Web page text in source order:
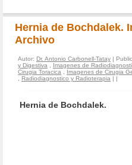
Hernia de Bochdalek.
Archivo
Autor: Dr. Antonio Carbonell-Tatay |
y Digestiva
Imagenes de
Cirugia Toracica
Imagenes de Cirugia
Radiodiagnostico y Radioterapia | |
Hernia de Bochdalek.